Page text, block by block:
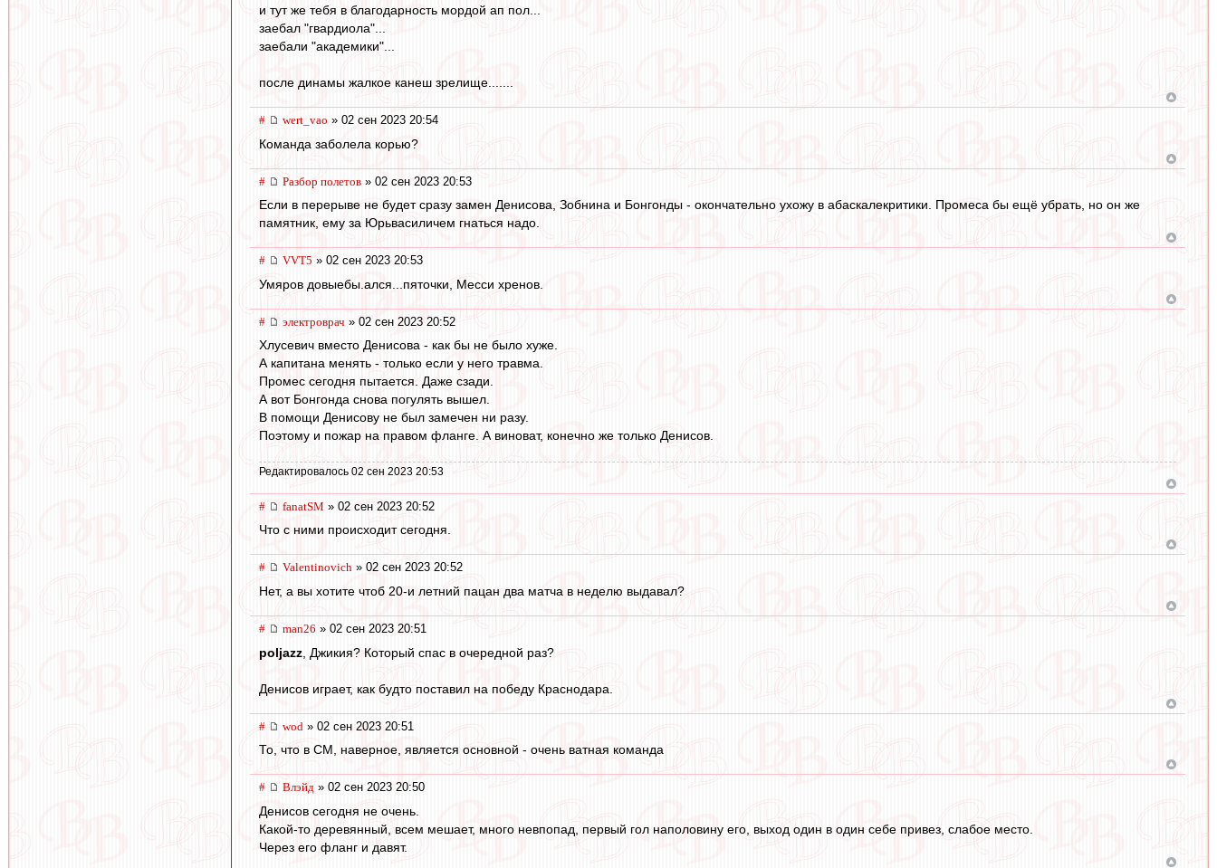
и тут же тебя в благодарность мордой ап пол...
заебал "гвардиола"...
заебали "академики"...
после динамы жалкое канеш зрелище.......
# wert_vao » 02 сен 2023 20:54
Команда заболела корью?
# Разбор полетов » 02 сен 2023 20:53
Если в перерыве не будет сразу замен Денисова, Зобнина и Бонгонды - окончательно ухожу в абаскалекритики. Промеса бы ещё убрать, но он же
памятник, ему за Юрьвасиличем гнаться надо.
# VVT5 » 02 сен 2023 20:53
Умяров довыебы.ался...пяточки, Месси хренов.
# электроврач » 02 сен 2023 20:52
Хлусевич вместо Денисова - как бы не было хуже.
А капитана менять - только если у него травма.
Промес сегодня пытается. Даже сзади.
А вот Бонгонда снова погулять вышел.
В помощи Денисову не был замечен ни разу.
Поэтому и пожар на правом фланге. А виноват, конечно же только Денисов.
Редактировалось 02 сен 2023 20:53
# fanatSM » 02 сен 2023 20:52
Что с ними происходит сегодня.
# Valentinovich » 02 сен 2023 20:52
Нет, а вы хотите чтоб 20-и летний пацан два матча в неделю выдавал?
# man26 » 02 сен 2023 20:51
poljazz , Джикия? Который спас в очередной раз?
Денисов играет, как будто поставил на победу Краснодара.
# wod » 02 сен 2023 20:51
То, что в СМ, наверное, является основной - очень ватная команда
# Влэйд » 02 сен 2023 20:50
Денисов сегодня не очень.
Какой-то деревянный, всем мешает, много невпопад, первый гол наполовину его, выход один в один себе привез, слабое место.
Через его фланг и давят.